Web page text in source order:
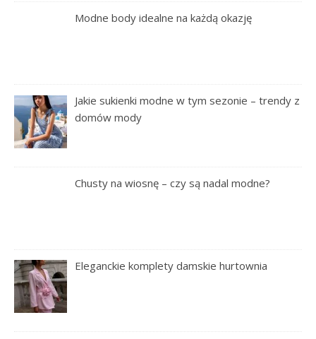
Modne body idealne na każdą okazję
Jakie sukienki modne w tym sezonie – trendy z
domów mody
Chusty na wiosnę – czy są nadal modne?
Eleganckie komplety damskie hurtownia